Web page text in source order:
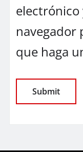
electrónico
navegador
que haga